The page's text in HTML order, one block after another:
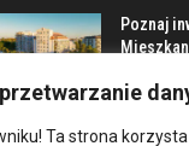
Ta strona
Poznaj
5